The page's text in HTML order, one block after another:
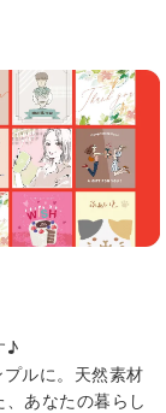
♪
ルに。天然素材
あなたの暮らし